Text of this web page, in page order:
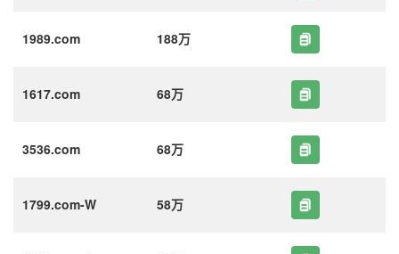
1989.com 188万
1617.com 68万
3536.com 68万
1799.com-W 58万